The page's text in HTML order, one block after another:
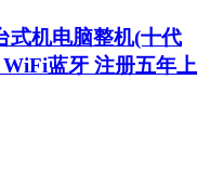
式机电脑整机(十代
WiFi蓝牙 注册五年上